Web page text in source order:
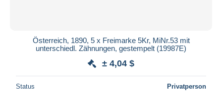
iDeal
Wohnsitz des Verkäufers
Österreich, 1890, 5 x Freimarke 5Kr, MiNr.53 mit
unterschiedl. Zähnungen, gestempelt (19987E)
± 4,04 $
Status Privatperson